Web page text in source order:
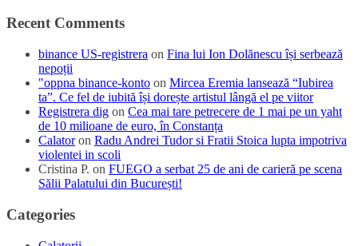
Recent Comments
binance US-registrera on Fina lui Ion Dolănescu își serbează
nepoții
"oppna binance-konto on Mircea Eremia lansează “Iubirea
ta”. Ce fel de iubită își dorește artistul lângă el pe viitor
Registrera dig on Cea mai tare petrecere de 1 mai pe un yaht
de 10 milioane de euro, în Constanța
Calatoron Radu Andrei Tudor si Fratii Stoica lupta impotriva
violentei in scoli
Cristina P. on FUEGO a serbat 25 de ani de carieră pe scena
Sălii Palatului din București!
Categories